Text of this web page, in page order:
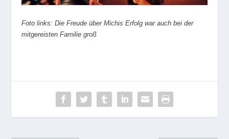
Foto links: Die Freude über Michis Erfolg war auch bei der
mitgereisten Familie groß